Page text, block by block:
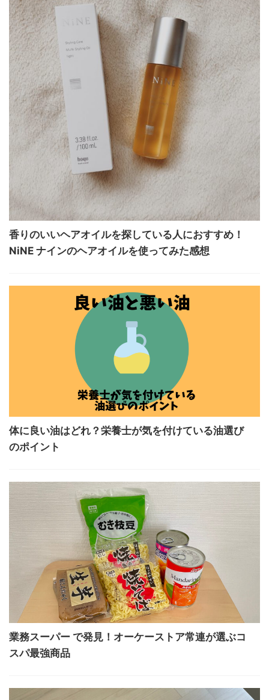
香りのいいヘアオイルを探している人におすすめ！
NiNE ナインのヘアオイルを使ってみた感想
体に良い油はどれ？栄養士が気を付けている油選び
のポイント
業務スーパー で発見！オーケーストア常連が選ぶコ
スパ最強商品